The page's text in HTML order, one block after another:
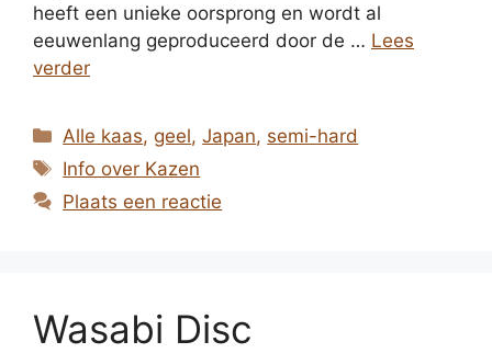
heeft een unieke oorsprong en wordt al
eeuwenlang geproduceerd door de … Lees
verder
Categorieën
Alle kaas,geel,Japan, semi-hard
Tags
Info over Kazen
Plaats een reactie
Wasabi Disc